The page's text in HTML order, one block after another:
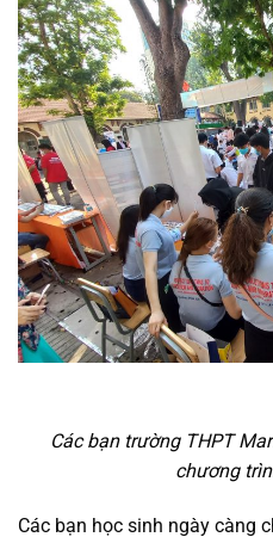
Các bạn trường THPT
chương
Các bạn học sinh ngày càng